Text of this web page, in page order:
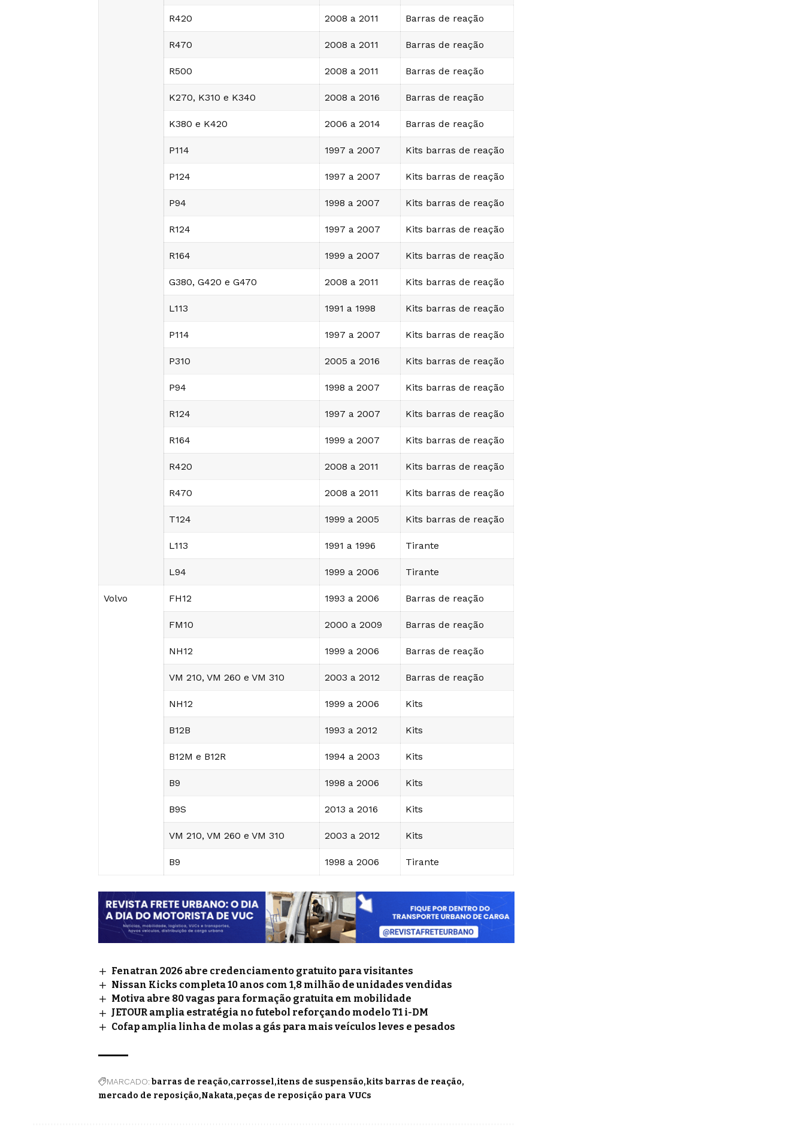
R420 2008 a 2011 Barras de reação
R470 2008 a 2011 Barras de reação
R500 2008 a 2011 Barras de reação
K270, K310 e K340 2008 a 2016 Barras de reação
K380 e K420 2006 a 2014 Barras de reação
P114 1997 a 2007 Kits barras de reação
P124 1997 a 2007 Kits barras de reação
P94 1998 a 2007 Kits barras de reação
R124 1997 a 2007 Kits barras de reação
R164 1999 a 2007 Kits barras de reação
G380, G420 e G470 2008 a 2011 Kits barras de reação
L113 1991 a 1998 Kits barras de reação
P114 1997 a 2007 Kits barras de reação
P310 2005 a 2016 Kits barras de reação
P94 1998 a 2007 Kits barras de reação
R124 1997 a 2007 Kits barras de reação
R164 1999 a 2007 Kits barras de reação
R420 2008 a 2011 Kits barras de reação
R470 2008 a 2011 Kits barras de reação
T124 1999 a 2005 Kits barras de reação
L113 1991 a 1996 Tirante
L94 1999 a 2006 Tirante
Volvo FH12 1993 a 2006 Barras de reação
FM10 2000 a 2009 Barras de reação
NH12 1999 a 2006 Barras de reação
VM 210, VM 260 e VM 310 2003 a 2012 Barras de reação
NH12 1999 a 2006 Kits
B12B 1993 a 2012 Kits
B12M e B12R 1994 a 2003 Kits
B9 1998 a 2006 Kits
B9S 2013 a 2016 Kits
VM 210, VM 260 e VM 310 2003 a 2012 Kits
B9 1998 a 2006 Tirante
Fenatran 2026 abre credenciamento gratuito para visitantes
Nissan Kicks completa 10 anos com 1,8 milhão de unidades vendidas
Motiva abre 80 vagas para formação gratuita em mobilidade
JETOUR amplia estratégia no futebol reforçando modelo T1 i-DM
Cofap amplia linha de molas a gás para mais veículos leves e pesados
MARCADO:barras de reação carrossel itens de suspensão kits barras de reação
mercado de reposição Nakata peças de reposição para VUCs